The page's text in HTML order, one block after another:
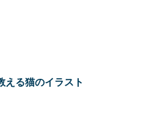
える猫のイラスト